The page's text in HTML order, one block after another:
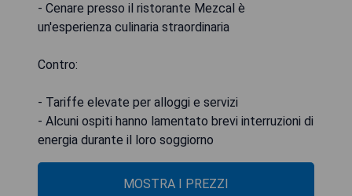
- Cenare presso il ristorante Mezcal è
un'esperienza culinaria straordinaria
Contro:
- Tariffe elevate per alloggi e servizi
- Alcuni ospiti hanno lamentato brevi interruzioni di
energia durante il loro soggiorno
MOSTRA I PREZZI